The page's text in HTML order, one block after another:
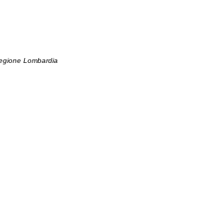
Lombardia